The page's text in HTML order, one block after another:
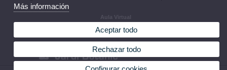
Aula Virtual
Calendario y horarios
Más información
Aceptar todo
Rechazar todo